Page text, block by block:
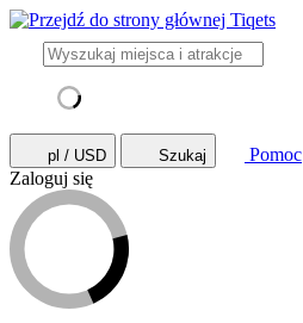
pl / USD Szukaj
Pomoc
Zaloguj się